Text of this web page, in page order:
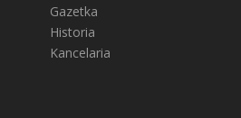
Gazetka
Historia
Kancelaria